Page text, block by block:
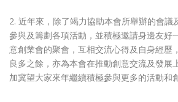
2. 近年來，除了竭力協助本會所舉辦的會議
參與及籌劃各項活動，並積極邀請身邊友好
意創業會的聚會，互相交流心得及自身經歷
良多之餘，亦為本會在推動創意交流及發展
加冀望大家來年繼續積極參與更多的活動和